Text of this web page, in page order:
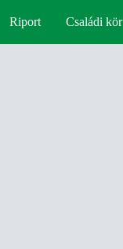
Riport Családi kör